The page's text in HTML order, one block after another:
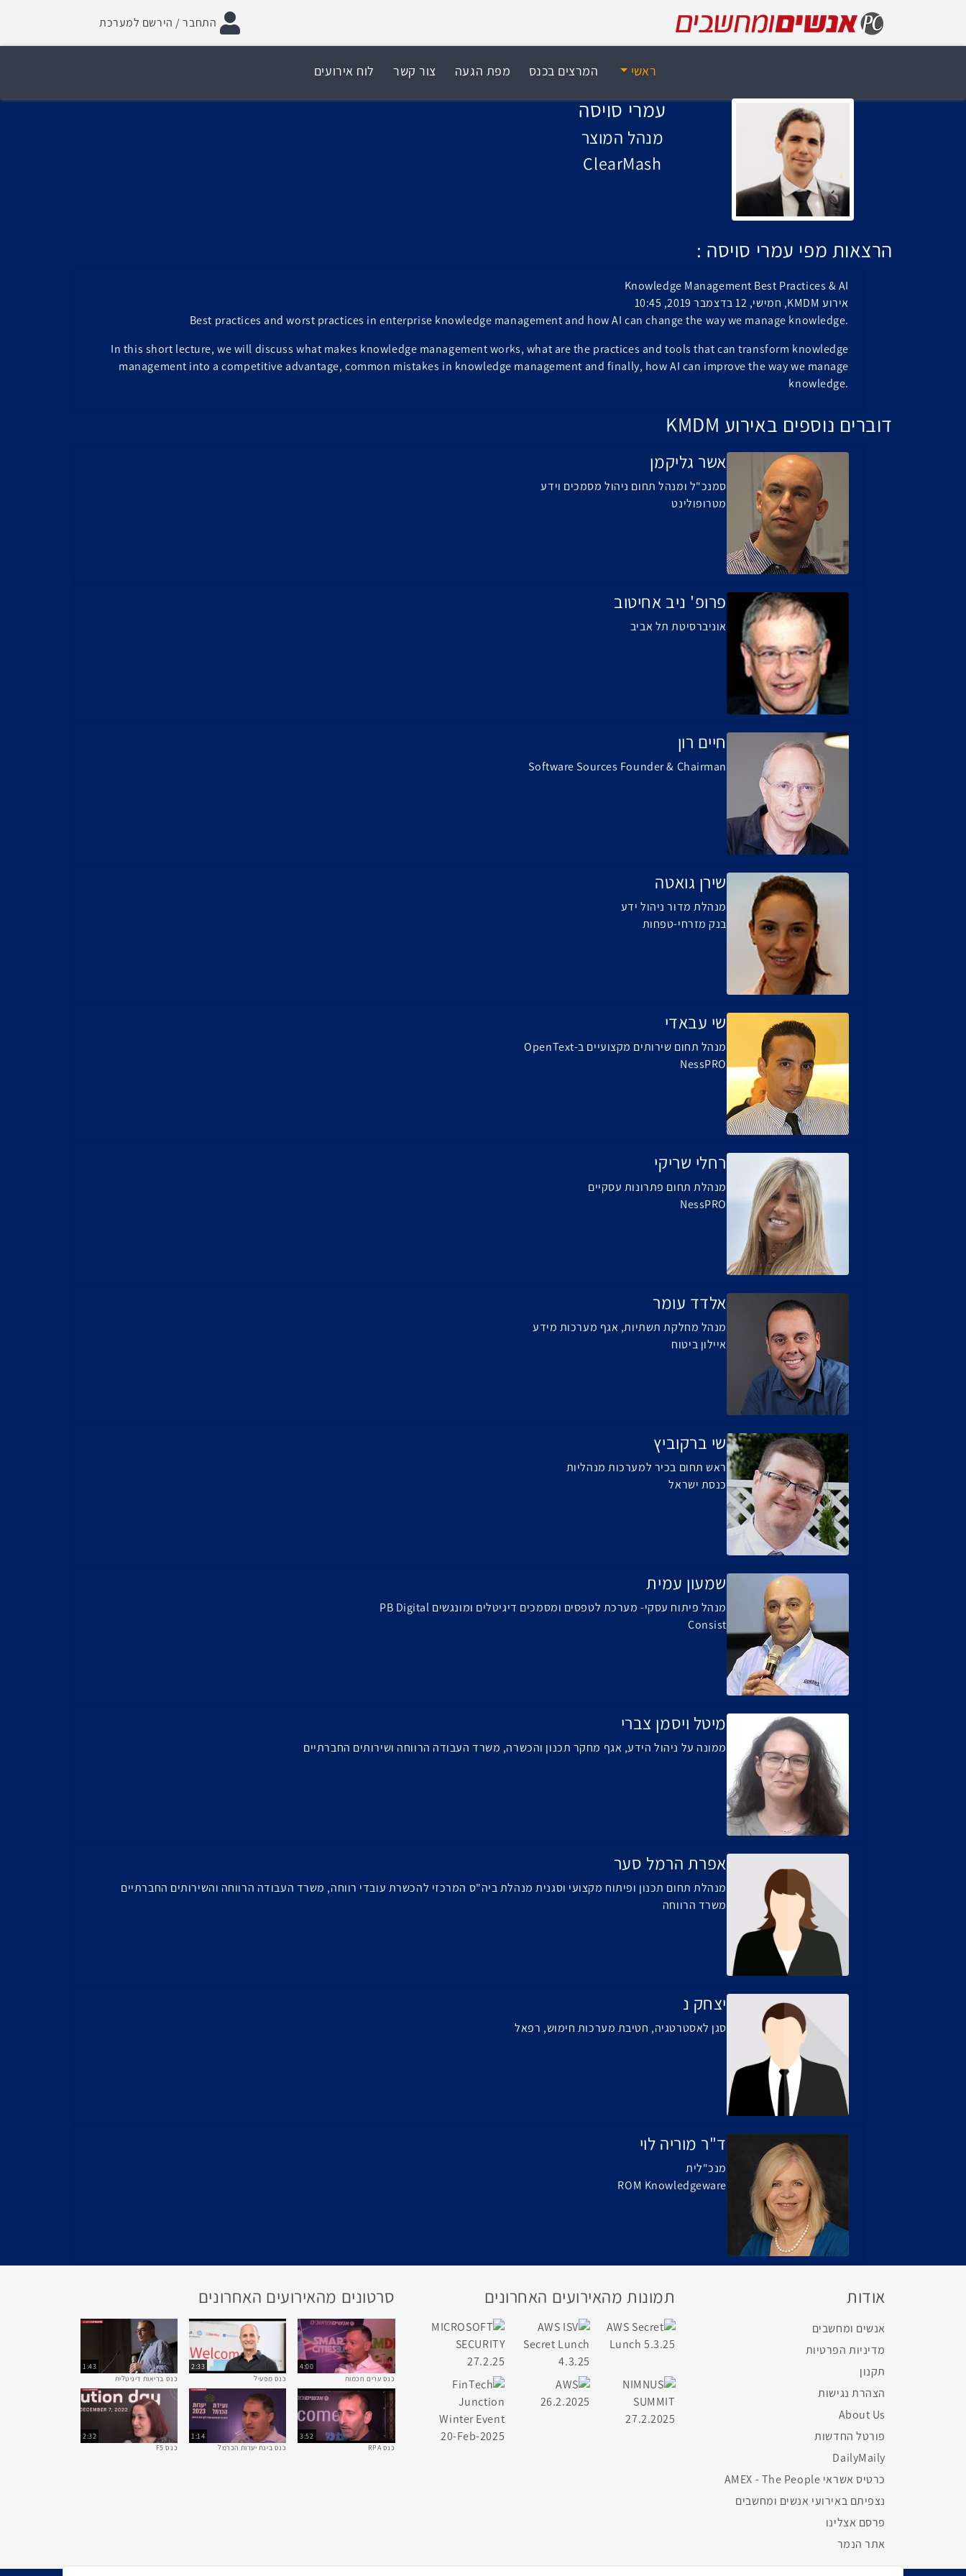
התחבר / הירשם למערכת
ראשי המרצים בכנס מפת הגעה צור קשר לוח אירועים
עמרי סויסה
מנהל המוצר
ClearMash
הרצאות מפי עמרי סויסה :
Knowledge Management Best Practices & AI
אירוע KMDM, חמישי, 12 בדצמבר 2019, 10:45
Best practices and worst practices in enterprise knowledge management and how AI can change the way we manage knowledge.
In this short lecture, we will discuss what makes knowledge management works, what are the practices and tools that can transform knowledge
management into a competitive advantage, common mistakes in knowledge management and finally, how AI can improve the way we manage
knowledge.
דוברים נוספים באירוע KMDM
אשר גליקמן
סמנכ"ל ומנהל תחום ניהול מסמכים וידע
מטרופולינט
פרופ' ניב אחיטוב
אוניברסיטת תל אביב
חיים רון
Software Sources Founder & Chairman
שירן גואטה
מנהלת מדור ניהול ידע
בנק מזרחי-טפחות
שי עבאדי
מנהל תחום שירותים מקצועיים ב-OpenText
NessPRO
רחלי שריקי
מנהלת תחום פתרונות עסקיים
NessPRO
אלדד עומר
מנהל מחלקת תשתיות, אגף מערכות מידע
איילון ביטוח
שי ברקוביץ
ראש תחום בכיר למערכות מנהליות
כנסת ישראל
שמעון עמית
מנהל פיתוח עסקי- מערכת לטפסים ומסמכים דיגיטלים ומונגשים PB Digital
Consist
מיטל ויסמן צברי
ממונה על ניהול הידע, אגף מחקר תכנון והכשרה, משרד העבודה הרווחה ושירותים החברתיים
אפרת הרמל סער
מנהלת תחום תכנון ופיתוח מקצועי וסגנית מנהלת ביה"ס המרכזי להכשרת עובדי רווחה, משרד העבודה הרווחה והשירותים החברתיים
משרד הרווחה
יצחק נ
סגן לאסטרטגיה, חטיבת מערכות חימוש, רפאל
ד"ר מוריה לוי
מנכ"לית
ROM Knowledgeware
אודות
אנשים ומחשבים
מדיניות הפרטיות
תקנון
הצהרת נגישות
About Us
פורטל החדשות
DailyMaily
כרטיס אשראי AMEX - The People
נצפיתם באירועי אנשים ומחשבים
פרסם אצלינו
אתר הנמר
תמונות מהאירועים האחרונים סרטונים מהאירועים האחרונים
4:00
כנס ערים חכמות
2:33
כנס מפעיל
1:43
כנס בריאות דיגיטלית
3:52
כנס RPA
1:14
כנס בינת יערות הכרמל
2:32
כנס F5